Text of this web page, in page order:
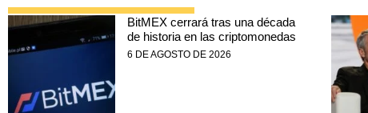
BitMEX cerrará tras una década
de historia en las criptomonedas
6 DE AGOSTO DE 2026